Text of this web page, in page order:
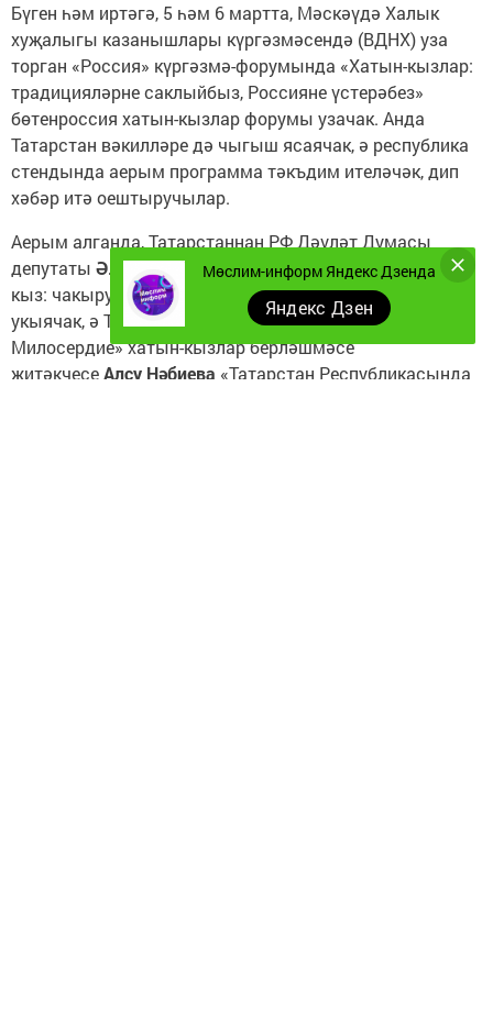
Бүген һәм иртәгә, 5 һәм 6 мартта, Мәскәүдә Халык
хуҗалыгы казанышлары күргәзмәсендә (ВДНХ) уза
торган «Россия» күргәзмә-форумында «Хатын-кызлар:
традицияләрне саклыйбыз, Россияне үстерәбез»
бөтенроссия хатын-кызлар форумы узачак. Анда
Татарстан вәкилләре дә чыгыш ясаячак, ә республика
стендында аерым программа тәкъдим ителәчәк, дип
хәбәр итә оештыручылар.
Аерым алганда, Татарстаннан РФ Дәүләт Думасы
депутаты Әлфия Когогина«Россия сәясәтендә хатын-
кыз: чакырулар һәм мөмкинлекләр» лекциясен
укыячак, ә ТР Дәүләт Советының «Мәрхәмәт-
Милосердие» хатын-кызлар берләшмәсе
җитәкчесеАлсу Нәбиева «Татарстан Республикасында
Мөслим-информ Яндекс Дзенда
Яндекс Дзен